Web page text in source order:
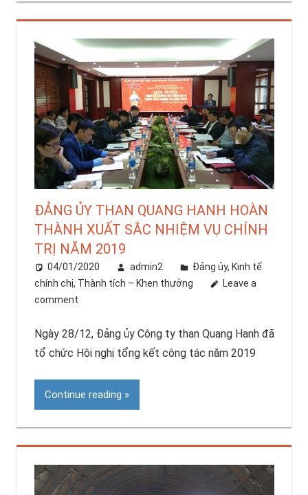
ĐẢNG ỦY THAN QUANG HANH HOÀN
THÀNH XUẤT SẮC NHIỆM VỤ CHÍNH
TRỊ NĂM 2019
04/01/2020 admin2 Đảng ủy, Kinh tế
chính chị, Thành tích – Khen thưởng
Leave a
comment
Ngày 28/12, Đảng ủy Công ty than Quang Hanh đã
tổ chức Hội nghị tổng kết công tác năm 2019
Continue reading